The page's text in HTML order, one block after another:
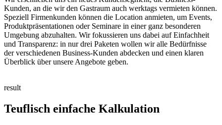
Kunden, an die wir den Gastraum auch werktags vermieten können.
Speziell Firmenkunden können die Location anmieten, um Events,
Produktpräsentationen oder Seminare in einer ganz besonderen
Umgebung abzuhalten. Wir fokussieren uns dabei auf Einfachheit
und Transparenz: in nur drei Paketen wollen wir alle Bedürfnisse
der verschiedenen Business-Kunden abdecken und einen klaren
Überblick über unsere Angebote geben.
result
Teuflisch einfache Kalkulation